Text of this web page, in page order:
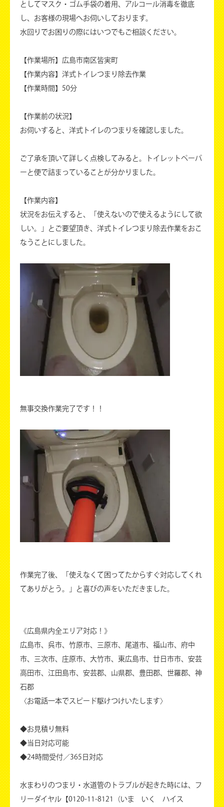
としてマスク・ゴム手袋の着用、アルコール消毒を徹底
し、お客様の現場へお伺いしております。
水回りでお困りの際にはいつでもご相談ください。
【作業場所】広島市南区皆実町
【作業内容】洋式トイレつまり除去作業
【作業時間】50分
【作業前の状況】
お伺いすると、洋式トイレのつまりを確認しました。
ご了承を頂いて詳しく点検してみると。トイレットペーパ
ーと便で詰まっていることが分かりました。
【作業内容】
状況をお伝えすると、「使えないので使えるようにして欲
しい。」とご要望頂き、洋式トイレつまり除去作業をおこ
なうことにしました。
無事交換作業完了です！！
作業完了後、「使えなくて困ってたからすぐ対応してくれ
てありがとう。」と喜びの声をいただきました。
《広島県内全エリア対応！》
広島市、呉市、竹原市、三原市、尾道市、福山市、府中
市、三次市、庄原市、大竹市、東広島市、廿日市市、安芸
高田市、江田島市、安芸郡、山県郡、豊田郡、世羅郡、神
石郡
〈お電話一本でスピード駆けつけいたします〉
◆お見積り無料
◆当日対応可能
◆24時間受付／365日対応
水まわりのつまり・水道管のトラブルが起きた時には、フ
リーダイヤル【0120-11-8121（いま いく ハイス